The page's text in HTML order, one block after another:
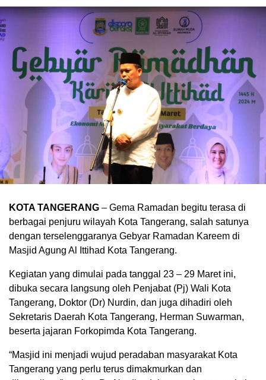
KOTA TANGERANG – Gema Ramadan begitu terasa di
berbagai penjuru wilayah Kota Tangerang, salah satunya
dengan terselenggaranya Gebyar Ramadan Kareem di
Masjid Agung Al Ittihad Kota Tangerang.
Kegiatan yang dimulai pada tanggal 23 – 29 Maret ini,
dibuka secara langsung oleh Penjabat (Pj) Wali Kota
Tangerang, Doktor (Dr) Nurdin, dan juga dihadiri oleh
Sekretaris Daerah Kota Tangerang, Herman Suwarman,
beserta jajaran Forkopimda Kota Tangerang.
“Masjid ini menjadi wujud peradaban masyarakat Kota
Tangerang yang perlu terus dimakmurkan dan